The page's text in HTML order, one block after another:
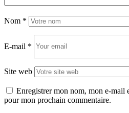
Nom *
E-mail *
Site web
Enregistrer mon nom, mon e-mail
pour mon prochain commentaire.